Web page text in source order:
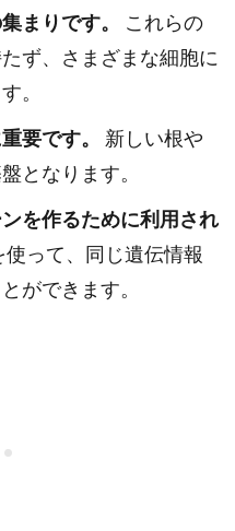
まりです。
これらの
ず、さまざまな細胞に
。
要です。
新しい根や
となります。
を作るために利用され
って、同じ遺伝情報
ができます。